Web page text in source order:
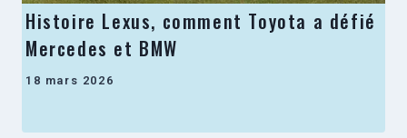
Histoire Lexus, comment Toyota a défié
Mercedes et BMW
18 mars 2026